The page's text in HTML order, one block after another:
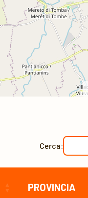
Cerca:
PROVINCIA